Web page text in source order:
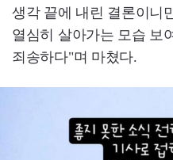
생각 끝에 내린 결론이니
열심히 살아가는 모습 보
죄송하다"며 마쳤다.